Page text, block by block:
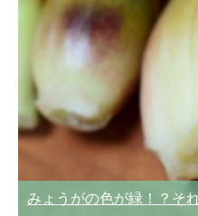
みょうがの色が緑！？そ